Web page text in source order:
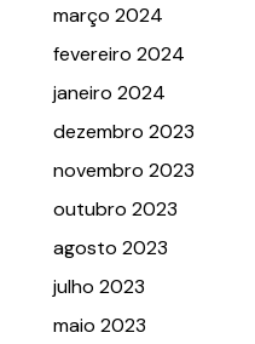
março 2024
fevereiro 2024
janeiro 2024
dezembro 2023
novembro 2023
outubro 2023
agosto 2023
julho 2023
maio 2023